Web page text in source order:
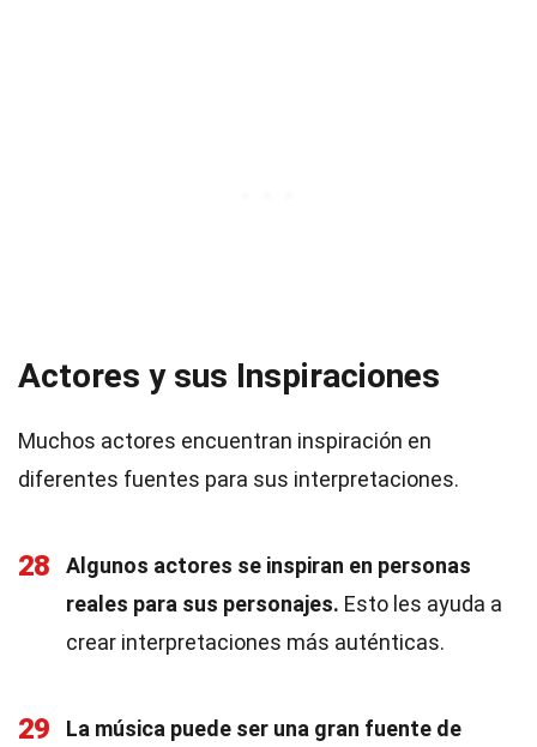
Actores y sus Inspiraciones
Muchos actores encuentran inspiración en
diferentes fuentes para sus interpretaciones.
28
Algunos actores se inspiran en personas
reales para sus personajes. Esto les ayuda a
crear interpretaciones más auténticas.
29
La música puede ser una gran fuente de